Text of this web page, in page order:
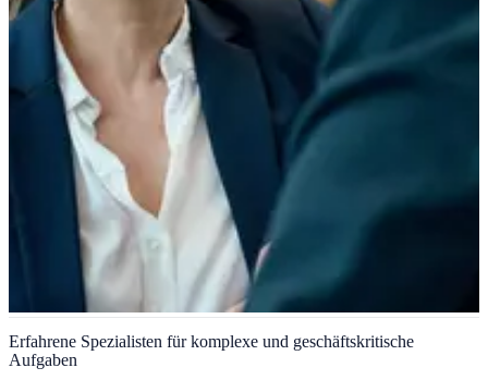
IT- und Unternehmensberater
Erfahrene Berater, die sowohl Ihr Geschäft als auch Ihre
Erfahrene Spezialisten für komplexe und geschäftskritische
Aufgaben